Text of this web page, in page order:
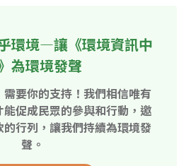
環境—讓《環境資訊中
為環境發聲
需要你的支持！我們相信唯有
促成民眾的參與和行動，邀
行列，讓我們持續為環境發
聲。